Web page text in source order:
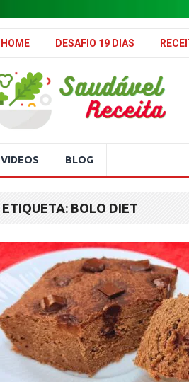
HOME DESAFIO 19 DIAS
VIDEOS BLOG
ETIQUETA: BOLO DIET